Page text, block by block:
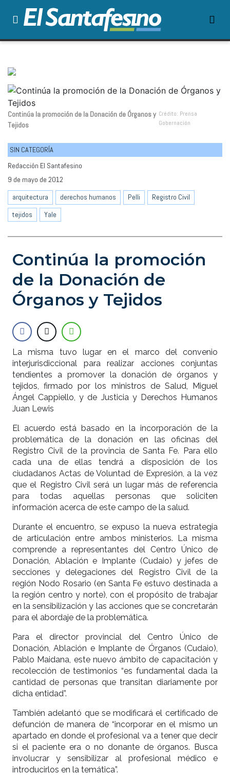
Continúa la promoción de la Donación de Órganos y
Tejidos
Crédito: Prensa
Gobernación
SIN CATEGORÍA
Redacción El Santafesino
9 de mayo de 2012
arquitectura
derechos humanos Pelli
Registro Civil
tejidos
Yale
Continúa la promoción
de la Donación de
Órganos y Tejidos
La misma tuvo lugar en el marco del convenio
interjurisdiccional para realizar acciones conjuntas
tendientes a promover la donación de órganos y
tejidos, firmado por los ministros de Salud, Miguel
Ángel Cappiello, y de Justicia y Derechos Humanos
Juan Lewis
El acuerdo está basado en la incorporación de la
problemática de la donación en las oficinas del
Registro Civil de la provincia de Santa Fe. Para ello
cada una de ellas tendrá a disposición de los
ciudadanos Actas de Voluntad de Expresión, a la vez
que el Registro Civil será un lugar más de referencia
para todas aquellas personas que soliciten
información acerca de este campo de la salud.
Durante el encuentro, se expuso la nueva estrategia
de articulación entre ambos ministerios. La misma
comprende a representantes del Centro Único de
Donación, Ablación e Implante (Cudaio) y jefes de
secciones y delegaciones del Registro Civil de la
región Nodo Rosario (en Santa Fe estuvo destinada a
la región centro y norte), con el propósito de trabajar
en la sensibilización y las acciones que se concretarán
para el abordaje de la problemática.
Para el director provincial del Centro Único de
Donación, Ablación e Implante de Órganos (Cudaio),
Pablo Maidana, este nuevo ámbito de capacitación y
recolección de testimonios “es fundamental dada la
cantidad de personas que transitan diariamente por
dicha entidad”.
También adelantó que se modificará el certificado de
defunción de manera de “incorporar en el mismo un
apartado en donde el profesional va a tener que decir
si el paciente era o no donante de órganos. Busca
involucrar y sensibilizar al profesional médico e
introducirlos en la temática”.